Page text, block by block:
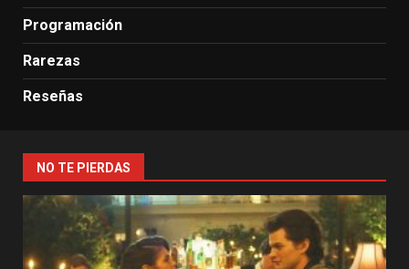
Programación
Rarezas
Reseñas
NO TE PIERDAS